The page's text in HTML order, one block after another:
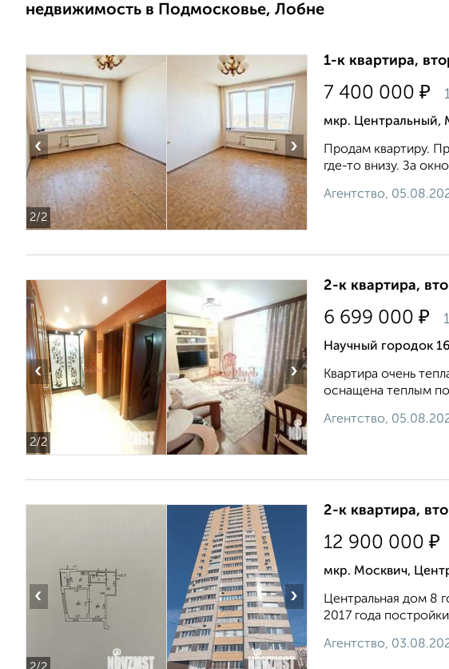
недвижимость в Подмосковье, Лобне
2/2
‹ ›
1-к квартира,
7 400 000 ₽
мкр. Центральный,
Продам квартиру.
где-то внизу. За
Агентство,
2/2
‹ ›
2-к квартира,
6 699 000 ₽
Научный городок 16
Квартира очень
оснащена теплым
Агентство,
‹ ›
2-к квартира,
12 900 000 ₽
мкр. Москвич,
Центральная дом 8
2017 года
Агентство,